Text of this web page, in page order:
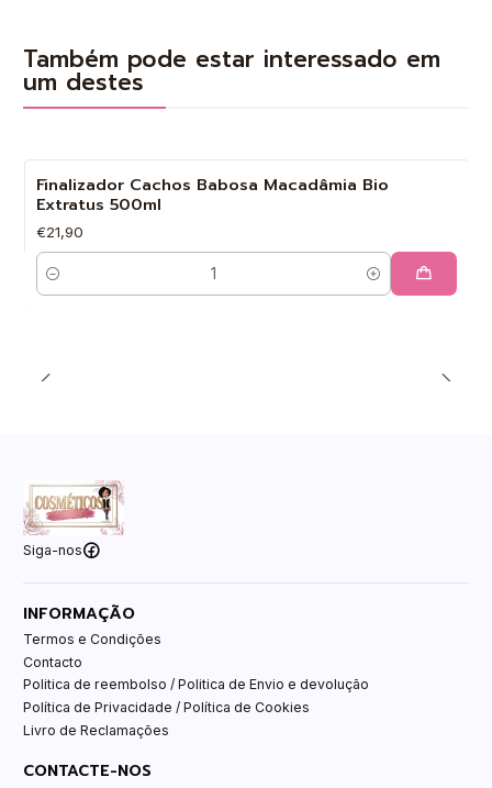
Também pode estar interessado em
um destes
Finalizador Cachos Babosa Macadâmia Bio
Extratus 500ml
€21,90
Quantidade
Siga-nos
INFORMAÇÃO
Termos e Condições
Contacto
Politica de reembolso / Politica de Envio e devolução
Política de Privacidade / Política de Cookies
Livro de Reclamações
CONTACTE-NOS